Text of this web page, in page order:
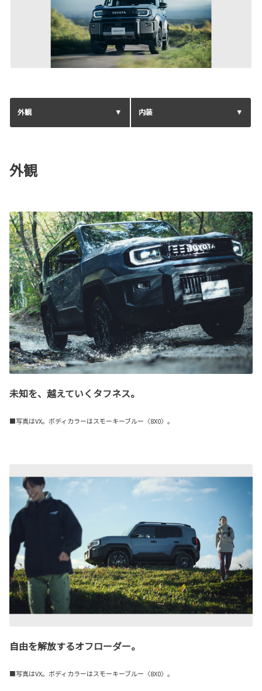
外観 内装
外観
未知を、越えていくタフネス。
■写真はVX。ボディカラーはスモーキーブルー〈8X0〉。
自由を解放するオフローダー。
■写真はVX。ボディカラーはスモーキーブルー〈8X0〉。